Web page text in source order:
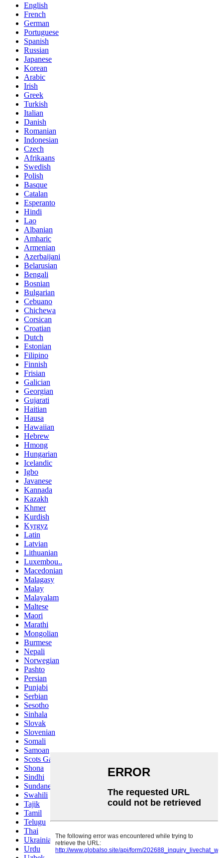
English
French
German
Portuguese
Spanish
Russian
Japanese
Korean
Arabic
Irish
Greek
Turkish
Italian
Danish
Romanian
Indonesian
Czech
Afrikaans
Swedish
Polish
Basque
Catalan
Esperanto
Hindi
Lao
Albanian
Amharic
Armenian
Azerbaijani
Belarusian
Bengali
Bosnian
Bulgarian
Cebuano
Chichewa
Corsican
Croatian
Dutch
Estonian
Filipino
Finnish
Frisian
Galician
Georgian
Gujarati
Haitian
Hausa
Hawaiian
Hebrew
Hmong
Hungarian
Icelandic
Igbo
Javanese
Kannada
Kazakh
Khmer
Kurdish
Kyrgyz
Latin
Latvian
Lithuanian
Luxembou..
Macedonian
Malagasy
Malay
Malayalam
Maltese
Maori
Marathi
Mongolian
Burmese
Nepali
Norwegian
Pashto
Persian
Punjabi
Serbian
Sesotho
Sinhala
Slovak
Slovenian
Somali
Samoan
Scots Gaelic
Shona
Sindhi
Sundanese
Swahili
Tajik
Tamil
Telugu
Thai
Ukrainian
Urdu